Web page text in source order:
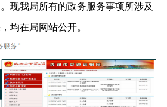
现我局所有的政务服务事项所涉及
均在局网站公开。